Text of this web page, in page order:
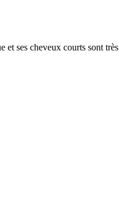
et ses cheveux courts sont très